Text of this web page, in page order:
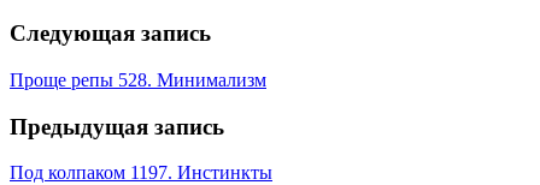
Следующая запись
Проще репы 528. Минимализм
Предыдущая запись
Под колпаком 1197. Инстинкты